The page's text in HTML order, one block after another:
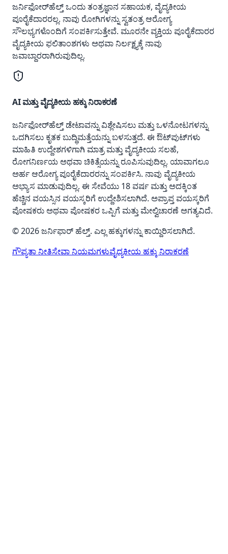
ಜರ್ನಿಫೋರ್‌ಹೆಲ್ತ್ ಒಂದು ತಂತ್ರಜ್ಞಾನ ಸಹಾಯಕ, ವೈದ್ಯಕೀಯ
ಪೂರೈಕೆದಾರರಲ್ಲ. ನಾವು ರೋಗಿಗಳನ್ನು ಸ್ವತಂತ್ರ ಆರೋಗ್ಯ
ಸೌಲಭ್ಯಗಳೊಂದಿಗೆ ಸಂಪರ್ಕಿಸುತ್ತೇವೆ. ಮೂರನೇ ವ್ಯಕ್ತಿಯ ಪೂರೈಕೆದಾರರ
ವೈದ್ಯಕೀಯ ಫಲಿತಾಂಶಗಳು ಅಥವಾ ನಿರ್ಲಕ್ಷ್ಯಕ್ಕೆ ನಾವು
ಜವಾಬ್ದಾರರಾಗಿರುವುದಿಲ್ಲ.
AI ಮತ್ತು ವೈದ್ಯಕೀಯ ಹಕ್ಕು ನಿರಾಕರಣೆ
ಜರ್ನಿಫೋರ್‌ಹೆಲ್ತ್ ಡೇಟಾವನ್ನು ವಿಶ್ಲೇಷಿಸಲು ಮತ್ತು ಒಳನೋಟಗಳನ್ನು
ಒದಗಿಸಲು ಕೃತಕ ಬುದ್ಧಿಮತ್ತೆಯನ್ನು ಬಳಸುತ್ತದೆ. ಈ ಔಟ್‌ಪುಟ್‌ಗಳು
ಮಾಹಿತಿ ಉದ್ದೇಶಗಳಿಗಾಗಿ ಮಾತ್ರ ಮತ್ತು ವೈದ್ಯಕೀಯ ಸಲಹೆ,
ರೋಗನಿರ್ಣಯ ಅಥವಾ ಚಿಕಿತ್ಸೆಯನ್ನು ರೂಪಿಸುವುದಿಲ್ಲ. ಯಾವಾಗಲೂ
ಅರ್ಹ ಆರೋಗ್ಯ ಪೂರೈಕೆದಾರರನ್ನು ಸಂಪರ್ಕಿಸಿ. ನಾವು ವೈದ್ಯಕೀಯ
ಅಭ್ಯಾಸ ಮಾಡುವುದಿಲ್ಲ. ಈ ಸೇವೆಯು 18 ವರ್ಷ ಮತ್ತು ಅದಕ್ಕಿಂತ
ಹೆಚ್ಚಿನ ವಯಸ್ಸಿನ ವಯಸ್ಕರಿಗೆ ಉದ್ದೇಶಿಸಲಾಗಿದೆ. ಅಪ್ರಾಪ್ತ ವಯಸ್ಕರಿಗೆ
ಪೋಷಕರು ಅಥವಾ ಪೋಷಕರ ಒಪ್ಪಿಗೆ ಮತ್ತು ಮೇಲ್ವಿಚಾರಣೆ ಅಗತ್ಯವಿದೆ.
© 2026 ಜರ್ನಿಫಾರ್ ಹೆಲ್ತ್. ಎಲ್ಲ ಹಕ್ಕುಗಳನ್ನು ಕಾಯ್ದಿರಿಸಲಾಗಿದೆ.
ಗೌಪ್ಯತಾ ನೀತಿಸೇವಾ ನಿಯಮಗಳುವೈದ್ಯಕೀಯ ಹಕ್ಕು ನಿರಾಕರಣೆ